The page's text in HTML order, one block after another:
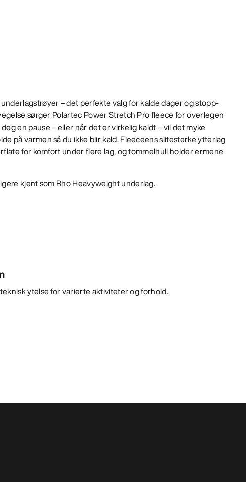
– det perfekte valg for kalde dager og stopp-
sørger Polartec Power Stretch Pro fleece for overlegen
en pause – eller når det er virkelig kaldt – vil det myke
på varmen så du ikke blir kald. Fleeceens slitesterke ytterlag
for komfort under flere lag, og tommelhull holder ermene
kjent som Rho Heavyweight underlag.
ytelse for varierte aktiviteter og forhold.